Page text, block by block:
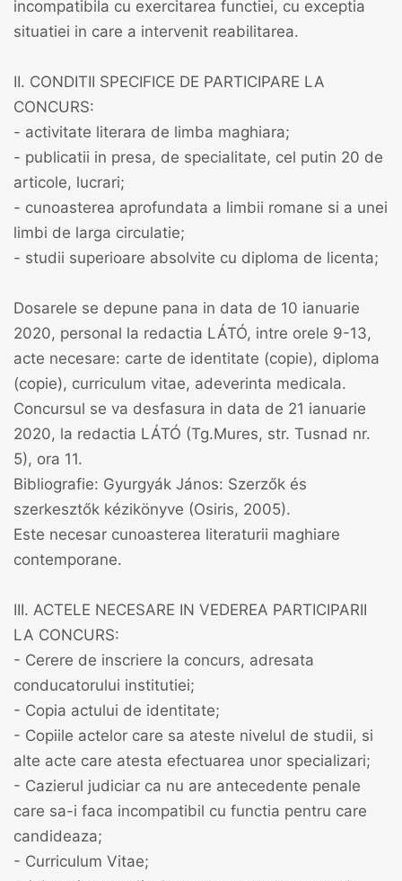
incompatibila cu exercitarea functiei, cu exceptia
situatiei in care a intervenit reabilitarea.
II. CONDITII SPECIFICE DE PARTICIPARE LA
CONCURS:
- activitate literara de limba maghiara;
- publicatii in presa, de specialitate, cel putin 20 de
articole, lucrari;
- cunoasterea aprofundata a limbii romane si a unei
limbi de larga circulatie;
- studii superioare absolvite cu diploma de licenta;
Dosarele se depune pana in data de 10 ianuarie
2020, personal la redactia LÁTÓ, intre orele 9-13,
acte necesare: carte de identitate (copie), diploma
(copie), curriculum vitae, adeverinta medicala.
Concursul se va desfasura in data de 21 ianuarie
2020, la redactia LÁTÓ (Tg.Mures, str. Tusnad nr.
5), ora 11.
Bibliografie: Gyurgyák János: Szerzők és
szerkesztők kézikönyve (Osiris, 2005).
Este necesar cunoasterea literaturii maghiare
contemporane.
III. ACTELE NECESARE IN VEDEREA PARTICIPARII
LA CONCURS:
- Cerere de inscriere la concurs, adresata
conducatorului institutiei;
- Copia actului de identitate;
- Copiile actelor care sa ateste nivelul de studii, si
alte acte care atesta efectuarea unor specializari;
- Cazierul judiciar ca nu are antecedente penale
care sa-i faca incompatibil cu functia pentru care
candideaza;
- Curriculum Vitae;